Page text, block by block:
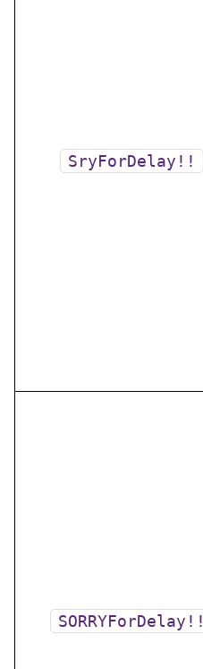
SryForDelay!!
SORRYForDelay!!